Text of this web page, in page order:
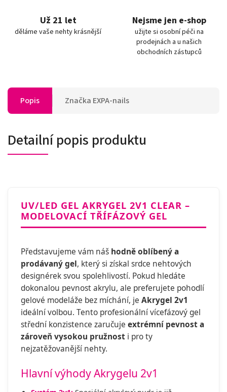
Už 21 let
děláme vaše nehty krásnější
Nejsme jen e-shop
užijte si osobní péči na
prodejnách a u našich
obchodních zástupců
Popis Značka EXPA-nails
Detailní popis produktu
UV/LED GEL AKRYGEL 2V1 CLEAR –
MODELOVACÍ TŘÍFÁZOVÝ GEL
Představujeme vám náš hodně oblíbený a
prodávaný gel, který si získal srdce nehtových
designérek svou spolehlivostí. Pokud hledáte
dokonalou pevnost akrylu, ale preferujete pohodlí
gelové modeláže bez míchání, je Akrygel 2v1
ideální volbou. Tento profesionální vícefázový gel
střední konzistence zaručuje extrémní pevnost a
zároveň vysokou pružnost i pro ty
nejzatěžovanější nehty.
Hlavní výhody Akrygelu 2v1